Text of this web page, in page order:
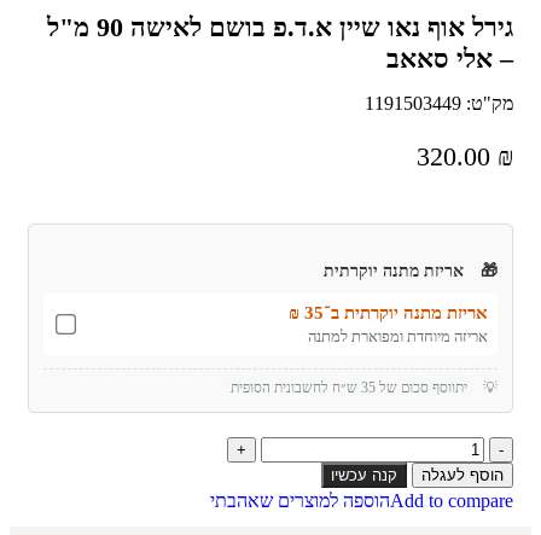
גירל אוף נאו שיין א.ד.פ בושם לאישה 90 מ"ל
– אלי סאאב
מק"ט: 1191503449
320.00 ₪
🎁 אריזת מתנה יוקרתית
אריזת מתנה יוקרתית ב־35 ₪
אריזה מיוחדת ומפוארת למתנה
💡 יתווסף סכום של 35 ש״ח לחשבונית הסופית
הוסף לעגלה קנה עכשיו
Add to compareהוספה למוצרים שאהבתי